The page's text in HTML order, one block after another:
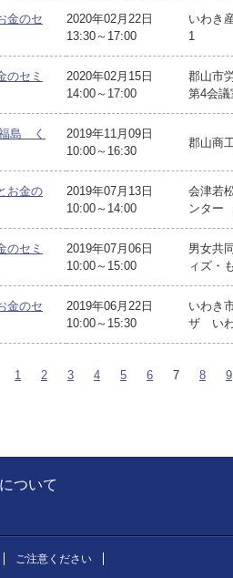
金のセ
2020年02月22日
13:30～17:00
いわき
1
のセミ
2020年02月15日
14:00～17:00
郡山市
第4会議
島 く
2019年11月09日
10:00～16:30
郡山商
お金の
2019年07月13日
10:00～14:00
会津若
ンター
のセミ
2019年07月06日
10:00～15:00
男女共
ィズ・
金のセ
2019年06月22日
10:00～15:30
いわき
ザ い
1 2 3 4 5 6 7 8 9
ついて
ご注意ください